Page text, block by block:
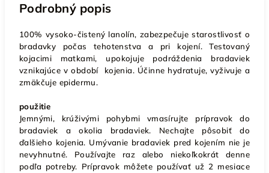
Podrobný popis
100% vysoko-čistený lanolín, zabezpečuje starostlivosť o
bradavky počas tehotenstva a pri kojení. Testovaný
kojacimi matkami, upokojuje podráždenia bradaviek
vznikajúce v období kojenia. Účinne hydratuje, vyživuje a
zmäkčuje epidermu.
použitie
Jemnými, krúživými pohybmi vmasírujte prípravok do
bradaviek a okolia bradaviek. Nechajte pôsobiť do
ďalšieho kojenia. Umývanie bradaviek pred kojením nie je
nevyhnutné. Používajte raz alebo niekoľkokrát denne
podľa potreby. Prípravok môžete používať už 2 mesiace